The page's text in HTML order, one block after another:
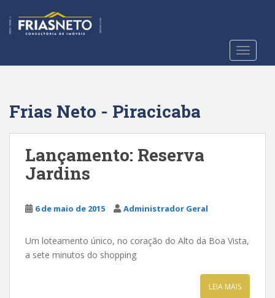
t
Frias Neto - Piracicaba
Lançamento: Reserva
Jardins
6 de maio de 2015 Administrador Geral
Um loteamento único, no coração do Alto da Boa Vista,
a sete minutos do shopping
LEIA MAIS